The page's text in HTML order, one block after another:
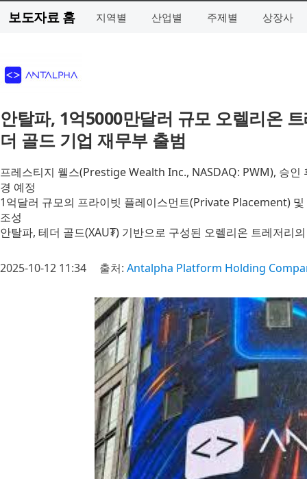
보도자료 홈 지역별 산업별 주제별 상장사
안탈파, 1억5000만달러 규모 오렐리온
더 골드 기업 재무부 출범
프레스티지 웰스(Prestige Wealth Inc., NASDAQ: PWM), 승인
경 예정
1억달러 규모의 프라이빗 플레이스먼트(Private Placement)
조성
안탈파, 테더 골드(XAU₮) 기반으로 구성된 오렐리온 트레저리
2025-10-12 11:34 출처: Antalpha Platform Holding